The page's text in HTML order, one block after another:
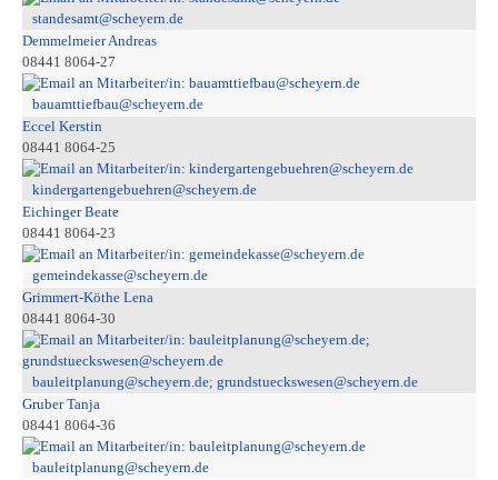
standesamt@scheyern.de
Demmelmeier Andreas
08441 8064-27
bauamttiefbau@scheyern.de
Eccel Kerstin
08441 8064-25
kindergartengebuehren@scheyern.de
Eichinger Beate
08441 8064-23
gemeindekasse@scheyern.de
Grimmert-Köthe Lena
08441 8064-30
bauleitplanung@scheyern.de; grundstueckswesen@scheyern.de
Gruber Tanja
08441 8064-36
bauleitplanung@scheyern.de